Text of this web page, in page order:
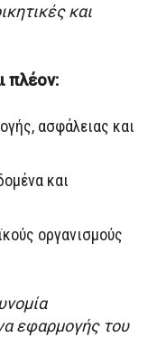
και
πλέον:
ασφάλειας και
και
οργανισμούς
εφαρμογής του